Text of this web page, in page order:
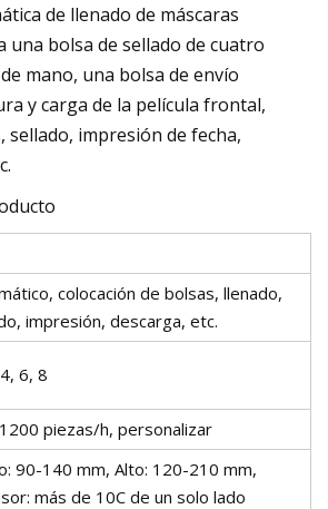
de llenado de máscaras
bolsa de sellado de cuatro
mano, una bolsa de envío
y carga de la película frontal,
sellado, impresión de fecha,
colocación de bolsas, llenado,
impresión, descarga, etc.
6, 8
piezas/h, personalizar
90-140 mm, Alto: 120-210 mm,
más de 10C de un solo lado